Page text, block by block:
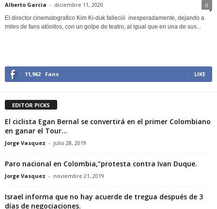
Alberto Garcia - diciembre 11, 2020 0
El director cinematografico Kim Ki-duk falleció inesperadamente, dejando a
miles de fans atónitos, con un golpe de teatro, al igual que en una de sus...
11,962 Fans LIKE
EDITOR PICKS
El ciclista Egan Bernal se convertirá en el primer Colombiano
en ganar el Tour...
Jorge Vasquez - julio 28, 2019
Paro nacional en Colombia,”protesta contra Ivan Duque.
Jorge Vasquez - noviembre 21, 2019
Israel informa que no hay acuerde de tregua después de 3
días de negociaciones.